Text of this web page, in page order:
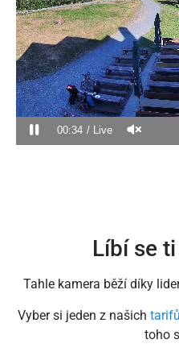
00:34 Live
Líbí se
Tahle kamera běží díky
Vyber si jeden z našich
toho